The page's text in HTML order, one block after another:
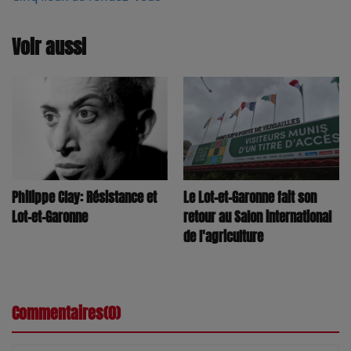
Voir aussi
Philippe Clay: Résistance et
Lot-et-Garonne
Le Lot-et-Garonne fait son
retour au Salon international
de l'agriculture
Commentaires(0)